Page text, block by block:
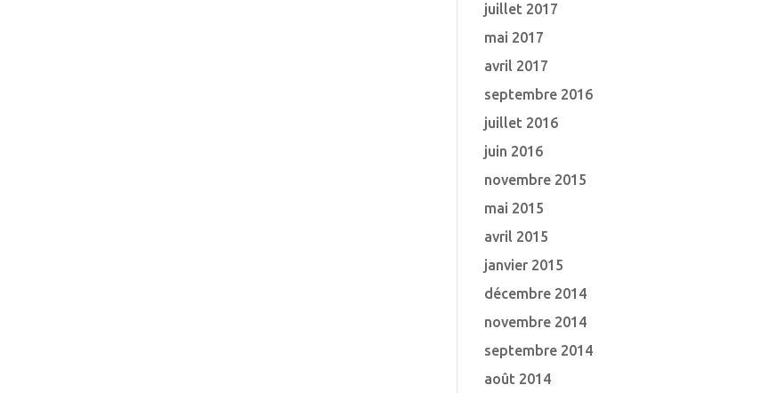
juillet 2017
mai 2017
avril 2017
septembre 2016
juillet 2016
juin 2016
novembre 2015
mai 2015
avril 2015
janvier 2015
décembre 2014
novembre 2014
septembre 2014
août 2014